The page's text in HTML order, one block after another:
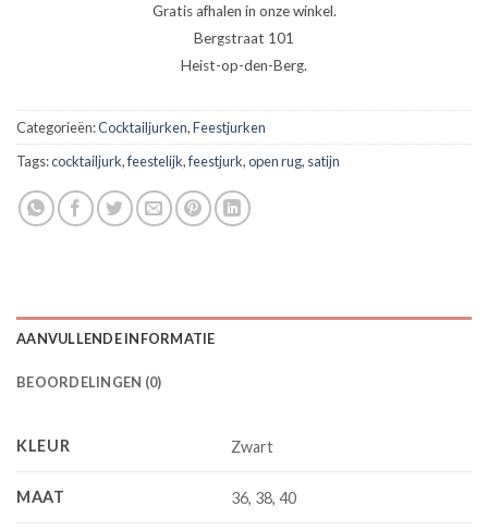
Gratis afhalen in onze winkel.
Bergstraat 101
Heist-op-den-Berg.
Categorieën:Cocktailjurken,Feestjurken
Tags:cocktailjurk,feestelijk,feestjurk,open rug, satijn
AANVULLENDE INFORMATIE
BEOORDELINGEN (0)
KLEUR Zwart
MAAT 36, 38, 40